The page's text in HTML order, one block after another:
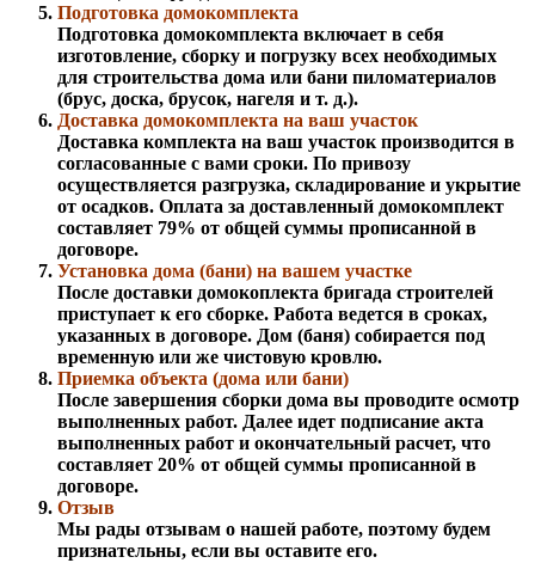
Подготовка домокомплекта
Подготовка домокомплекта включает в себя
изготовление, сборку и погрузку всех необходимых
для строительства дома или бани пиломатериалов
(брус, доска, брусок, нагеля и т. д.).
Доставка домокомплекта на ваш участок
Доставка комплекта на ваш участок производится в
согласованные с вами сроки. По привозу
осуществляется разгрузка, складирование и укрытие
от осадков. Оплата за доставленный домокомплект
составляет 79% от общей суммы прописанной в
договоре.
Установка дома (бани) на вашем участке
После доставки домокоплекта бригада строителей
приступает к его сборке. Работа ведется в сроках,
указанных в договоре. Дом (баня) собирается под
временную или же чистовую кровлю.
Приемка объекта (дома или бани)
После завершения сборки дома вы проводите осмотр
выполненных работ. Далее идет подписание акта
выполненных работ и окончательный расчет, что
составляет 20% от общей суммы прописанной в
договоре.
Отзыв
Мы рады отзывам о нашей работе, поэтому будем
признательны, если вы оставите его.